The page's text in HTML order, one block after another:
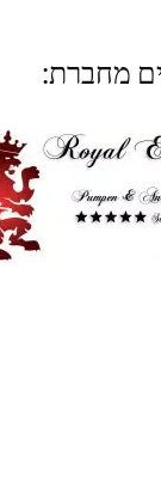
מחברת: